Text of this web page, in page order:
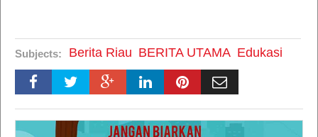
Subjects: Berita Riau BERITA UTAMA Edukasi